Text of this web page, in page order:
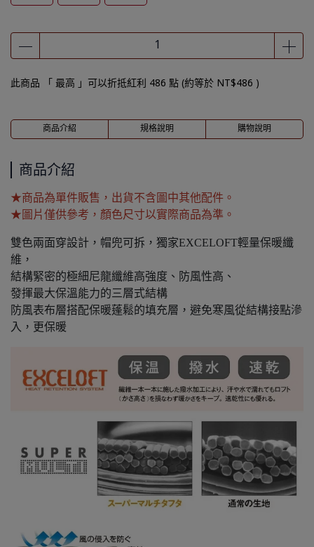
此商品 「 最高 」可以折抵紅利 486 點 (約等於 NT$486 )
商品介紹 規格說明 購物說明
商品介紹
★商品為單件販售，出貨不含圖中其他配件。
★圖片僅供參考，顏色尺寸以實際商品為準。
雙色兩面穿設計，帽兜可拆，獨家EXCELOFT輕量保暖纖
維，
結構緊密的極細尼龍纖維高強度、防風性高、
發揮最大保溫能力的三層式結構
防風表布層搭配保暖蓬鬆的填充層，避免寒風從結構接點滲
入，更保暖